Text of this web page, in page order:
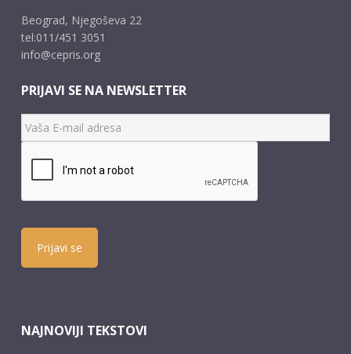
Beograd, Njegoševa 22
tel:011/451 3051
info@cepris.org
PRIJAVI SE NA NEWSLETTER
Prijavi se
NAJNOVIJI TEKSTOVI